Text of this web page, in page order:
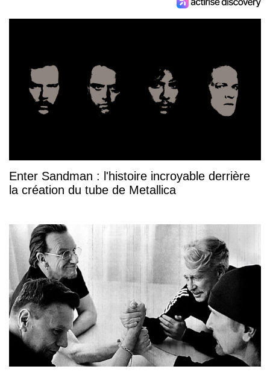
Enter Sandman : l'histoire incroyable derrière
la création du tube de Metallica